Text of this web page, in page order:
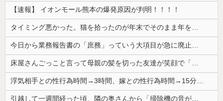
【速報】 イオンモール熊本の爆発原因が判明！！！！